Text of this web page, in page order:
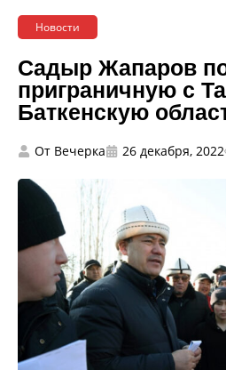
Новости
Садыр Жапаров
приграничную с
Баткенскую
От Вечерка 26 декабря, 2022